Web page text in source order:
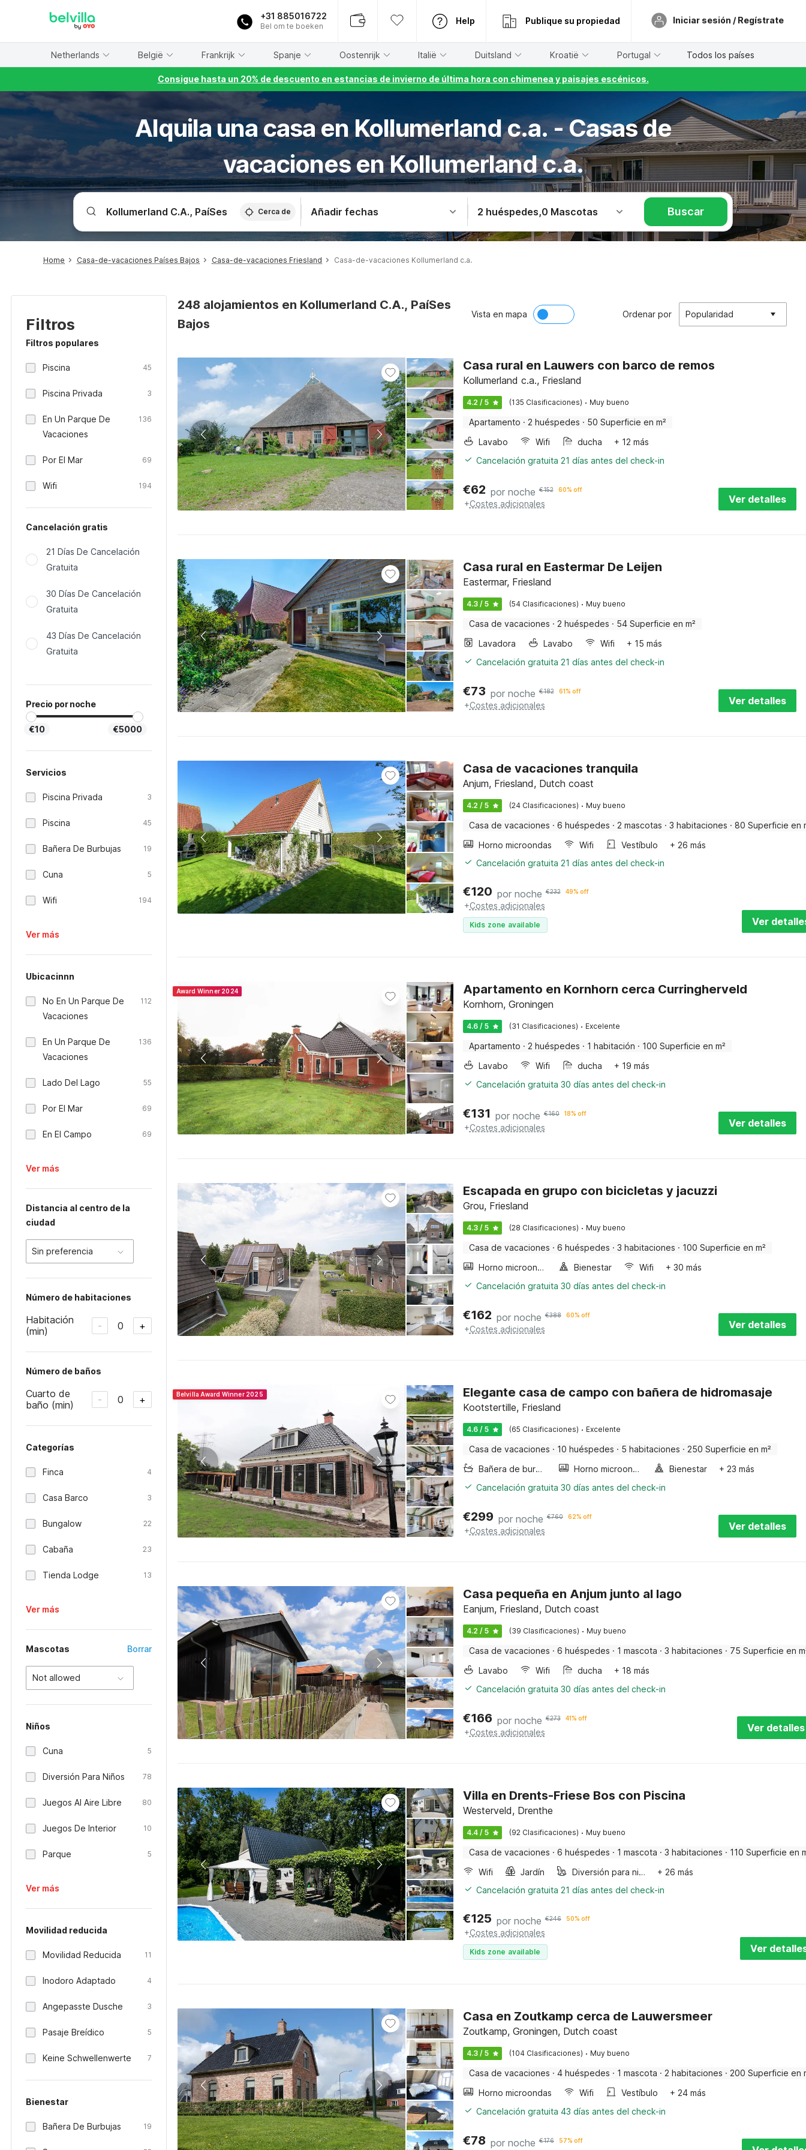
+31 885016722
Bel om te boeken
Help Publique su propiedad Iniciar sesión / Regístrate
Netherlands België Frankrijk Spanje Oostenrijk Italië Duitsland Kroatië Portugal Todos los países
Consigue hasta un 20% de descuento en estancias de invierno de última hora con chimenea y paisajes escénicos.
Alquila una casa en Kollumerland c.a. - Casas de
vacaciones en Kollumerland c.a.
Cerca de Añadir fechas 2 huéspedes,0 Mascotas Buscar
Home Casa-de-vacaciones Países Bajos Casa-de-vacaciones Friesland Casa-de-vacaciones Kollumerland c.a.
Filtros
Filtros populares
Piscina 45
Piscina Privada 3
En Un Parque De
Vacaciones
136
Por El Mar 69
Wifi 194
Cancelación gratis
21 Días De Cancelación
Gratuita
30 Días De Cancelación
Gratuita
43 Días De Cancelación
Gratuita
Precio por noche
€10 €5000
Servicios
Piscina Privada 3
Piscina 45
Bañera De Burbujas 19
Cuna 5
Wifi 194
Ver más
Ubicacinnn
No En Un Parque De
Vacaciones
112
En Un Parque De
Vacaciones
136
Lado Del Lago 55
Por El Mar 69
En El Campo 69
Ver más
Distancia al centro de la
ciudad
Sin preferencia
Número de habitaciones
Habitación
(min)
- 0 +
Número de baños
Cuarto de
baño (min)
- 0 +
Categorías
Finca 4
Casa Barco 3
Bungalow 22
Cabaña 23
Tienda Lodge 13
Ver más
Mascotas Borrar
Not allowed
Niños
Cuna 5
Diversión Para Niños 78
Juegos Al Aire Libre 80
Juegos De Interior 10
Parque 5
Ver más
Movilidad reducida
Movilidad Reducida 11
Inodoro Adaptado 4
Angepasste Dusche 3
Pasaje Breídico 5
Keine Schwellenwerte 7
Bienestar
Bañera De Burbujas 19
248 alojamientos en Kollumerland C.A., PaíSes
Bajos
Vista en mapa Ordenar por Popularidad
Casa rural en Lauwers con barco de remos
Kollumerland c.a., Friesland
4.2 / 5 (135 Clasificaciones) · Muy bueno
Apartamento · 2 huéspedes · 50 Superficie en m²
Lavabo
Wifi ducha
+ 12 más
Cancelación gratuita 21 días antes del check-in
€62 por noche €152 60% off
+Costes adicionales Ver detalles
Casa rural en Eastermar De Leijen
Eastermar, Friesland
4.3 / 5 (54 Clasificaciones) · Muy bueno
Casa de vacaciones · 2 huéspedes · 54 Superficie en m²
Lavadora
Lavabo Wifi
+ 15 más
Cancelación gratuita 21 días antes del check-in
€73 por noche €182 61% off
+Costes adicionales Ver detalles
Casa de vacaciones tranquila
Anjum, Friesland, Dutch coast
4.2 / 5 (24 Clasificaciones) · Muy bueno
Casa de vacaciones · 6 huéspedes · 2 mascotas · 3 habitaciones · 80 Superficie en
Horno microondas
Wifi Vestíbulo
+ 26 más
Cancelación gratuita 21 días antes del check-in
€120 por noche €232 49% off
+Costes adicionales
Kids zone available Ver
Award Winner 2024 Apartamento en Kornhorn cerca Curringherveld
Kornhorn, Groningen
4.6 / 5 (31 Clasificaciones) · Excelente
Apartamento · 2 huéspedes · 1 habitación · 100 Superficie en m²
Lavabo
Wifi ducha
+ 19 más
Cancelación gratuita 30 días antes del check-in
€131 por noche €160 18% off
+Costes adicionales Ver detalles
Escapada en grupo con bicicletas y jacuzzi
Grou, Friesland
4.3 / 5 (28 Clasificaciones) · Muy bueno
Casa de vacaciones · 6 huéspedes · 3 habitaciones · 100 Superficie en m²
Horno microondas
Bienestar Wifi
+ 30 más
Cancelación gratuita 30 días antes del check-in
€162 por noche €388 60% off
+Costes adicionales Ver detalles
Belvilla Award Winner 2025 Elegante casa de campo con bañera de hidromasaje
Kootstertille, Friesland
4.6 / 5 (65 Clasificaciones) · Excelente
Casa de vacaciones · 10 huéspedes · 5 habitaciones · 250 Superficie en m²
Bañera de burbujas
Horno microondas Bienestar
+ 23 más
Cancelación gratuita 30 días antes del check-in
€299 por noche €760 62% off
+Costes adicionales Ver detalles
Casa pequeña en Anjum junto al lago
Eanjum, Friesland, Dutch coast
4.2 / 5 (39 Clasificaciones) · Muy bueno
Casa de vacaciones · 6 huéspedes · 1 mascota · 3 habitaciones · 75 Superficie en
Lavabo
Wifi ducha
+ 18 más
Cancelación gratuita 30 días antes del check-in
€166 por noche €273 41% off
+Costes adicionales Ver detalles
Villa en Drents-Friese Bos con Piscina
Westerveld, Drenthe
4.4 / 5 (92 Clasificaciones) · Muy bueno
Casa de vacaciones · 6 huéspedes · 1 mascota · 3 habitaciones · 110 Superficie en
Wifi
Jardín Diversión para niños
+ 26 más
Cancelación gratuita 21 días antes del check-in
€125 por noche €246 50% off
+Costes adicionales
Kids zone available Ver
Casa en Zoutkamp cerca de Lauwersmeer
Zoutkamp, Groningen, Dutch coast
4.3 / 5 (104 Clasificaciones) · Muy bueno
Casa de vacaciones · 4 huéspedes · 1 mascota · 2 habitaciones · 200 Superficie en
Horno microondas
Wifi Vestíbulo
+ 24 más
Cancelación gratuita 43 días antes del check-in
€78 por noche €176 57% off